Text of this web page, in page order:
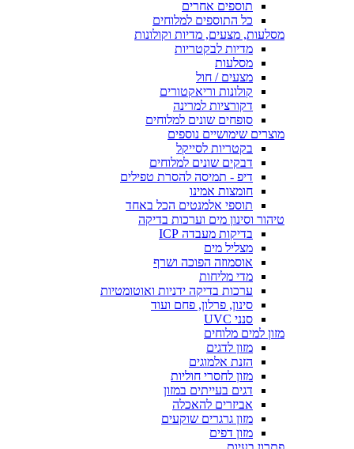
תוספים אחרים
כל התוספים למלוחים
מסלעות, מצעים, מדיות וקולונות
מדיות לבקטריות
מסלעות
מצעים / חול
קולונות וריאקטורים
דקורציות למרינה
סופחים שונים למלוחים
מוצרים שימושיים נוספים
בקטריות לסייקל
דבקים שונים למלוחים
דיפ - תמיסה להסרת טפילים
חומצות אמינו
תוספי אלמנטים הכל באחד
טיהור וסינון מים וערכות בדיקה
בדיקות מעבדה ICP
מצליל מים
אוסמוזה הפוכה ושרף
מדי מליחות
ערכות בדיקה ידניות ואוטומטיות
סינון, פרלון, פחם ועוד
סנני UVC
מזון למים מלוחים
מזון לדגים
הזנת אלמוגים
מזון לחסרי חוליות
דגים בעייתים במזון
אביזרים להאכלה
מזון גרגרים שוקעים
מזון דפים